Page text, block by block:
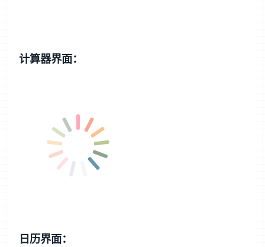
计算器界面：
日历界面：